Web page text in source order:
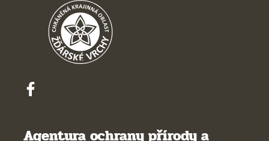
Agentura ochrany přírody a